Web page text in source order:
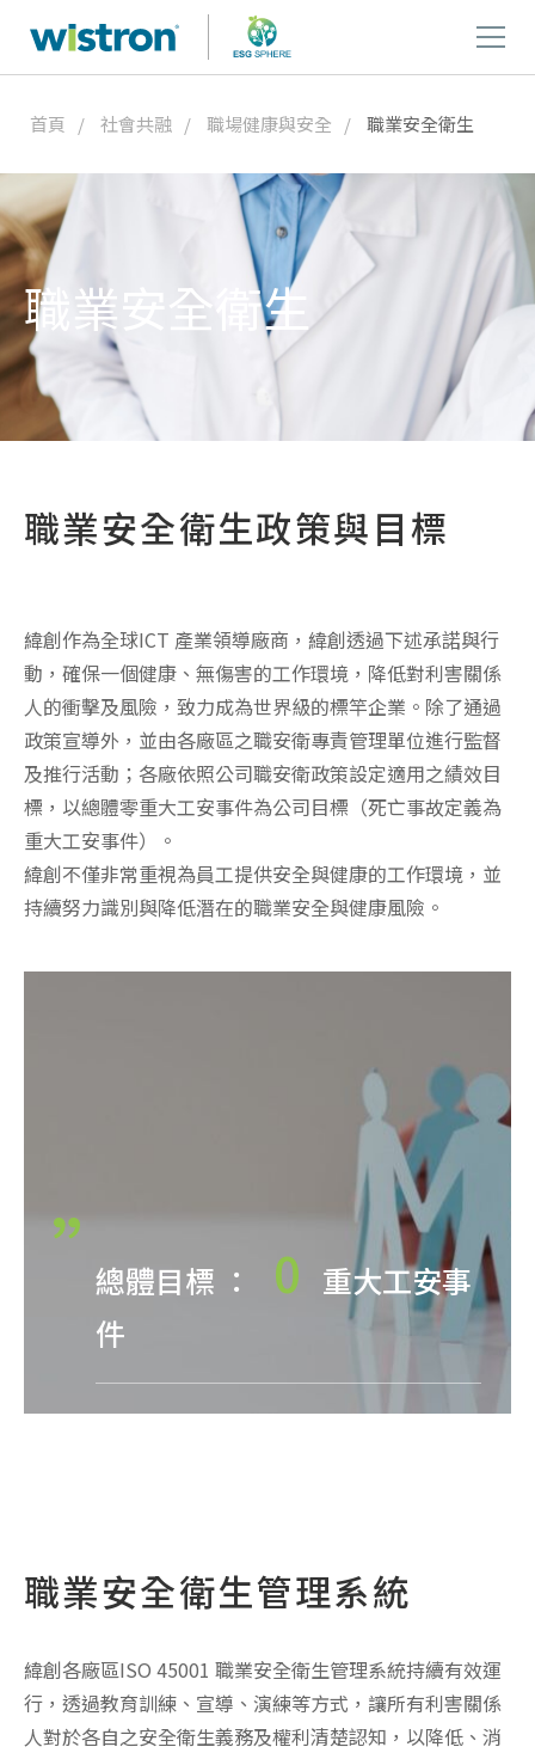
首頁 社會共融 職場健康與安全 職業安全衛生
職業安全衛生
職業安全衛生政策與目標
緯創作為全球ICT 產業領導廠商，緯創透過下述承諾與行
動，確保一個健康、無傷害的工作環境，降低對利害關係
人的衝擊及風險，致力成為世界級的標竿企業。除了通過
政策宣導外，並由各廠區之職安衛專責管理單位進行監督
及推行活動；各廠依照公司職安衛政策設定適用之績效目
標，以總體零重大工安事件為公司目標（死亡事故定義為
重大工安事件）。
緯創不僅非常重視為員工提供安全與健康的工作環境，並
持續努力識別與降低潛在的職業安全與健康風險。
總體目標 ： 0 重大工安事
件
職業安全衛生管理系統
緯創各廠區ISO 45001 職業安全衛生管理系統持續有效運
行，透過教育訓練、宣導、演練等方式，讓所有利害關係
人對於各自之安全衛生義務及權利清楚認知，以降低、消